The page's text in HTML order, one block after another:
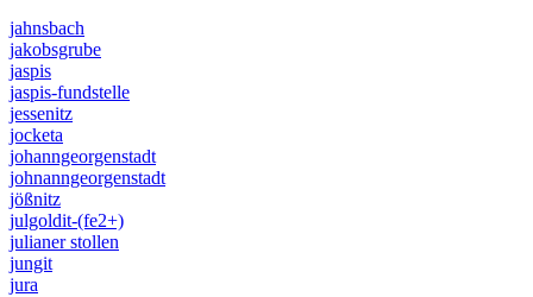
jahnsbach
jakobsgrube
jaspis
jaspis-fundstelle
jessenitz
jocketa
johanngeorgenstadt
johnanngeorgenstadt
jößnitz
julgoldit-(fe2+)
julianer stollen
jungit
jura